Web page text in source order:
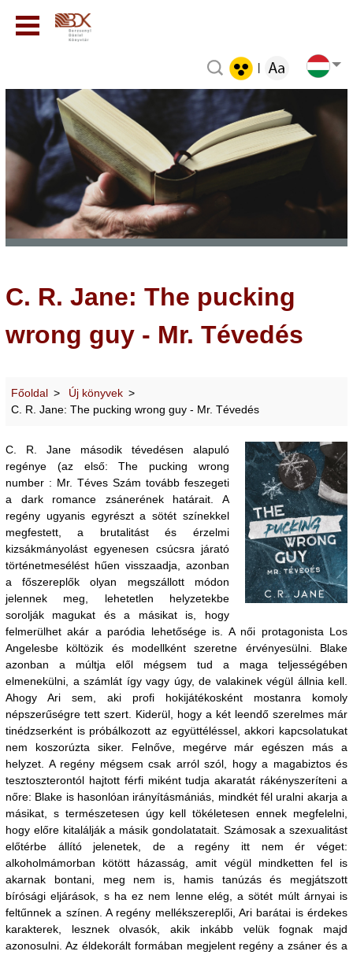
C. R. Jane: The pucking
wrong guy - Mr. Tévedés
Főoldal
Új könyvek
C. R. Jane: The pucking wrong guy - Mr. Tévedés
C. R. Jane második tévedésen alapuló
regénye (az első: The pucking wrong
number : Mr. Téves Szám tovább feszegeti
a dark romance zsánerének határait. A
regény ugyanis egyrészt a sötét színekkel
megfestett, a brutalitást és érzelmi
kizsákmányolást egyenesen csúcsra járató
történetmesélést hűen visszaadja, azonban
a főszereplők olyan megszállott módon
jelennek meg, lehetetlen helyzetekbe
sorolják magukat és a másikat is, hogy
felmerülhet akár a paródia lehetősége is. A női protagonista Los
Angelesbe költözik és modellként szeretne érvényesülni. Blake
azonban a múltja elől mégsem tud a maga teljességében
elmenekülni, a számlát így vagy úgy, de valakinek végül állnia kell.
Ahogy Ari sem, aki profi hokijátékosként mostanra komoly
népszerűségre tett szert. Kiderül, hogy a két leendő szerelmes már
tinédzserként is próbálkozott az együttéléssel, akkori kapcsolatukat
nem koszorúzta siker. Felnőve, megérve már egészen más a
helyzet. A regény mégsem csak arról szól, hogy a magabiztos és
tesztoszterontól hajtott férfi miként tudja akaratát rákényszeríteni a
nőre: Blake is hasonlóan irányításmániás, mindkét fél uralni akarja a
másikat, s természetesen úgy kell tökéletesen ennek megfelelni,
hogy előre kitalálják a másik gondolatatait. Számosak a szexualitást
előtérbe állító jelenetek, de a regény itt nem ér véget:
alkoholmámorban kötött házasság, amit végül mindketten fel is
akarnak bontani, meg nem is, hamis tanúzás és megjátszott
bírósági eljárások, s ha ez nem lenne elég, a sötét múlt árnyai is
feltűnnek a színen. A regény mellékszereplői, Ari barátai is érdekes
karakterek, lesznek olvasók, akik inkább velük fognak majd
azonosulni. Az éldekorált formában megjelent regény a zsáner és a